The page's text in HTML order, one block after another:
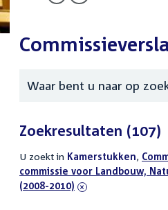
Zoeken
Zoekresultaten (107)
U zoekt in actieve
filters
Kamerstukken,
filter
commissie voor Landbouw,
(2008-2010)